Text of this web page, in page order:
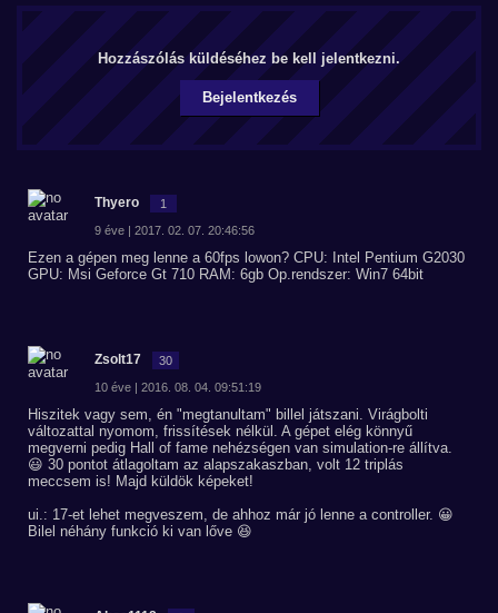
Hozzászólás küldéséhez be kell jelentkezni.
Bejelentkezés
Thyero 1
9 éve | 2017. 02. 07. 20:46:56
Ezen a gépen meg lenne a 60fps lowon? CPU: Intel Pentium G2030
GPU: Msi Geforce Gt 710 RAM: 6gb Op.rendszer: Win7 64bit
Zsolt17 30
10 éve | 2016. 08. 04. 09:51:19
Hiszitek vagy sem, én "megtanultam" billel játszani. Virágbolti
változattal nyomom, frissítések nélkül. A gépet elég könnyű
megverni pedig Hall of fame nehézségen van simulation-re állítva.
😃 30 pontot átlagoltam az alapszakaszban, volt 12 triplás
meccsem is! Majd küldök képeket!
ui.: 17-et lehet megveszem, de ahhoz már jó lenne a controller. 😀
Bilel néhány funkció ki van lőve 😆